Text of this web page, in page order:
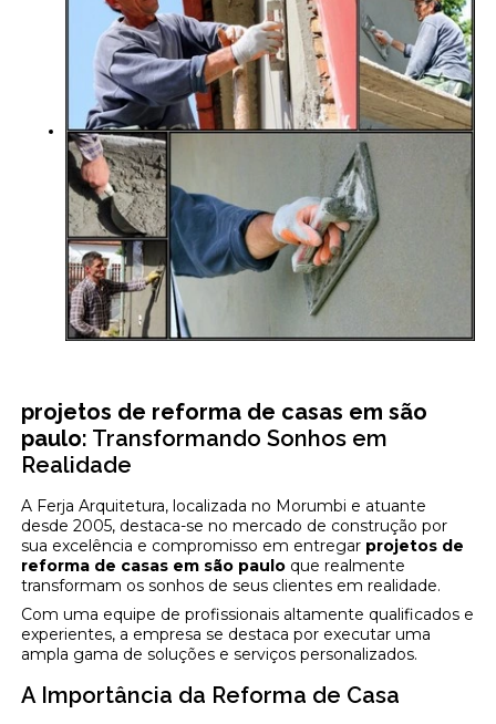
projetos de reforma de casas em são
paulo: Transformando Sonhos em
Realidade
A Ferja Arquitetura, localizada no Morumbi e atuante
desde 2005, destaca-se no mercado de construção por
sua excelência e compromisso em entregar projetos de
reforma de casas em são paulo que realmente
transformam os sonhos de seus clientes em realidade.
Com uma equipe de profissionais altamente qualificados e
experientes, a empresa se destaca por executar uma
ampla gama de soluções e serviços personalizados.
A Importância da Reforma de Casa